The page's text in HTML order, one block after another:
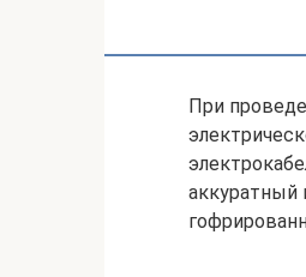
При
аккуратный